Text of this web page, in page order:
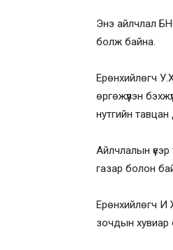
Энэ айлчлал
болж байна.
Ерөнхийлөгч
өргөжүүлэн
нутгийн
Айлчлалын үеэр
газар болон
Ерөнхийлөгч И
зочдын хувиар